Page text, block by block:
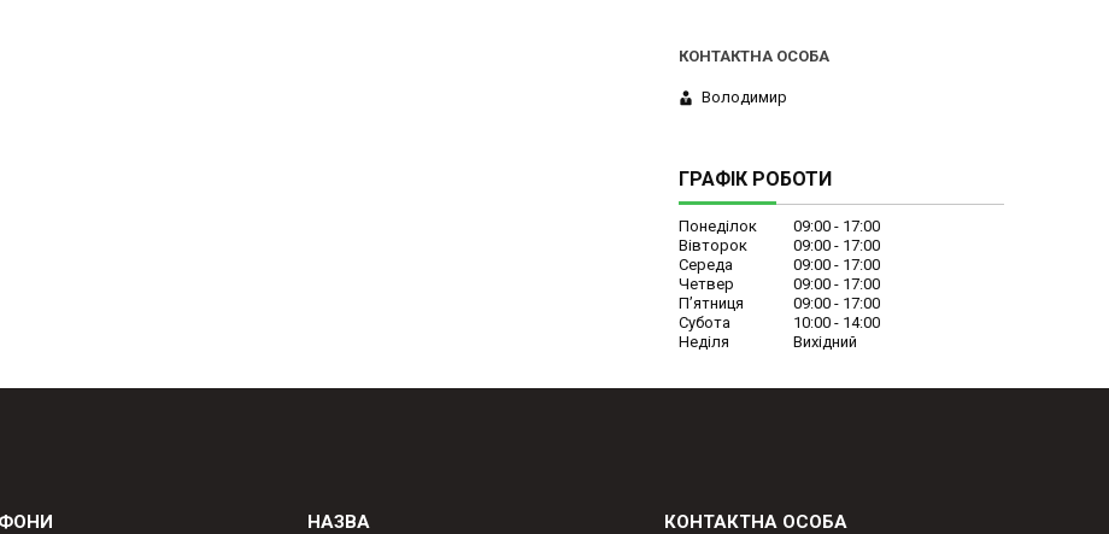
Володимир
ГРАФІК РОБОТИ
Понеділок 09:00
17:00
Вівторок
09:00
17:00
Середа
09:00
17:00
Четвер
09:00
17:00
Пʼятниця
09:00
17:00
Субота
10:00
14:00
Неділя
Вихідний